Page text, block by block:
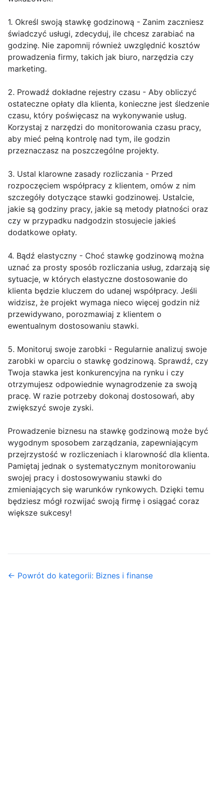
1. Określ swoją stawkę godzinową - Zanim zaczniesz
świadczyć usługi, zdecyduj, ile chcesz zarabiać na
godzinę. Nie zapomnij również uwzględnić kosztów
prowadzenia firmy, takich jak biuro, narzędzia czy
marketing.
2. Prowadź dokładne rejestry czasu - Aby obliczyć
ostateczne opłaty dla klienta, konieczne jest śledzenie
czasu, który poświęcasz na wykonywanie usług.
Korzystaj z narzędzi do monitorowania czasu pracy,
aby mieć pełną kontrolę nad tym, ile godzin
przeznaczasz na poszczególne projekty.
3. Ustal klarowne zasady rozliczania - Przed
rozpoczęciem współpracy z klientem, omów z nim
szczegóły dotyczące stawki godzinowej. Ustalcie,
jakie są godziny pracy, jakie są metody płatności oraz
czy w przypadku nadgodzin stosujecie jakieś
dodatkowe opłaty.
4. Bądź elastyczny - Choć stawkę godzinową można
uznać za prosty sposób rozliczania usług, zdarzają się
sytuacje, w których elastyczne dostosowanie do
klienta będzie kluczem do udanej współpracy. Jeśli
widzisz, że projekt wymaga nieco więcej godzin niż
przewidywano, porozmawiaj z klientem o
ewentualnym dostosowaniu stawki.
5. Monitoruj swoje zarobki - Regularnie analizuj swoje
zarobki w oparciu o stawkę godzinową. Sprawdź, czy
Twoja stawka jest konkurencyjna na rynku i czy
otrzymujesz odpowiednie wynagrodzenie za swoją
pracę. W razie potrzeby dokonaj dostosowań, aby
zwiększyć swoje zyski.
Prowadzenie biznesu na stawkę godzinową może być
wygodnym sposobem zarządzania, zapewniającym
przejrzystość w rozliczeniach i klarowność dla klienta.
Pamiętaj jednak o systematycznym monitorowaniu
swojej pracy i dostosowywaniu stawki do
zmieniających się warunków rynkowych. Dzięki temu
będziesz mógł rozwijać swoją firmę i osiągać coraz
większe sukcesy!
← Powrót do kategorii: Biznes i finanse